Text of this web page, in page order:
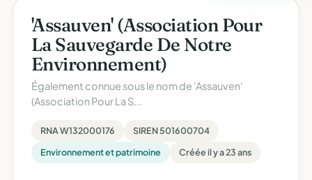
'Assauven' (Association Pour
La Sauvegarde De Notre
Environnement)
Également connue sous le nom de 'Assauven'
(Association Pour La S...
RNA W132000176
SIREN 501600704
Environnement et patrimoine
Créée il y a 23 ans